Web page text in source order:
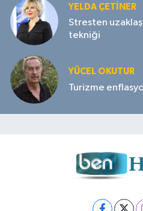
YELDA ÇETİNER
Stresten
tekniği
YÜCEL OKUTUR
Turizme